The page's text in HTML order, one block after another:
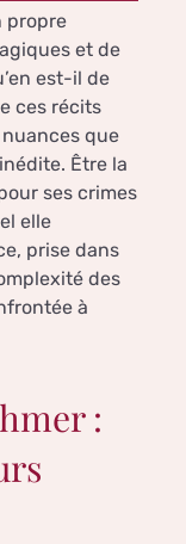
propre
et de
est-il de
ces récits
nuances que
Être la
ses crimes
elle
prise dans
des
à
: